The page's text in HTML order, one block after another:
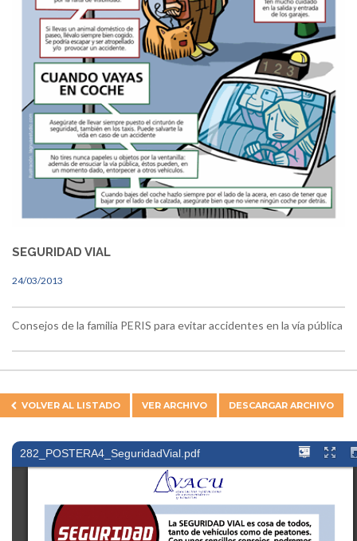
SEGURIDAD VIAL
24/03/2013
Consejos de la familia PERIS para evitar accidentes en la vía pública
VOLVER AL LISTADO VER ARCHIVO DESCARGAR ARCHIVO